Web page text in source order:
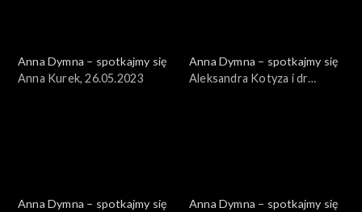
Anna Dymna – spotkajmy się
Anna Kurek, 26.05.2023
Anna Dymna – spotkajmy się
Aleksandra Kotyza i dr
Anna Dymna – spotkajmy się
Anna Dymna – spotkajmy się